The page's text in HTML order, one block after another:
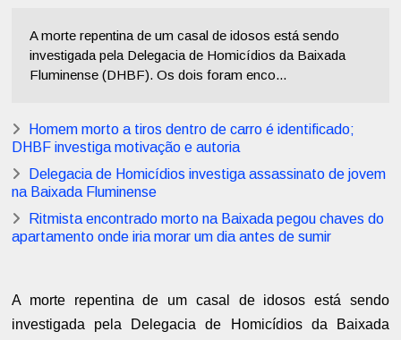
A morte repentina de um casal de idosos está sendo
investigada pela Delegacia de Homicídios da Baixada
Fluminense (DHBF). Os dois foram enco...
Homem morto a tiros dentro de carro é identificado;
DHBF investiga motivação e autoria
Delegacia de Homicídios investiga assassinato de jovem
na Baixada Fluminense
Ritmista encontrado morto na Baixada pegou chaves do
apartamento onde iria morar um dia antes de sumir
A morte repentina de um casal de idosos está sendo
investigada pela Delegacia de Homicídios da Baixada